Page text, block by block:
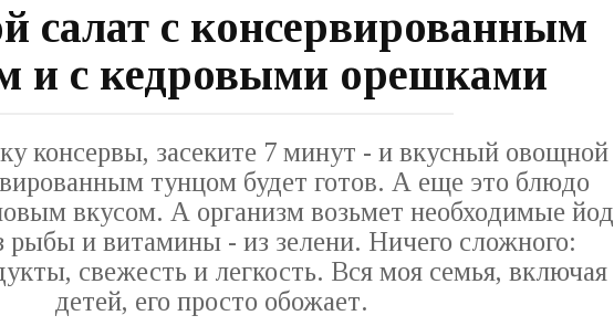
салат с консервированным
и с кедровыми орешками
консервы, засеките 7 минут - и вкусный овощной
тунцом будет готов. А еще это блюдо
вкусом. А организм возьмет необходимые йод
рыбы и витамины - из зелени. Ничего сложного:
свежесть и легкость. Вся моя семья, включая
детей, его просто обожает.